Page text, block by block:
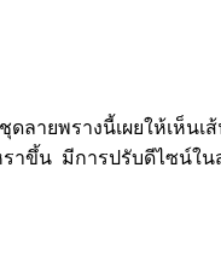
ดลายพรางนี้เผยให้เห็
ราขึ้น มีการปรับดีไซน์